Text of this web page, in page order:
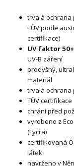
trvalá ochrana
TÜV podle
certifikace)
UV faktor 50+
UV-B záření
prodyšný,
materiál
trvalá ochrana
TÜV certifikace
chrání před
vyrobeno z
(Lycra)
certifikovaná
látek
navrženo v